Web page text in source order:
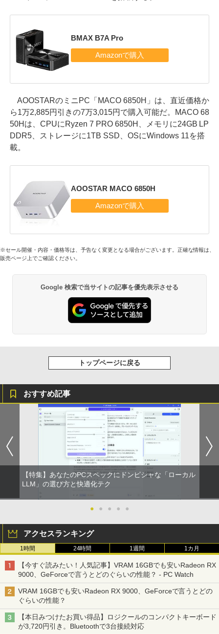
BMAX B7A Pro
AOOSTARのミニPC「MACO 6850H」は、直近価格か
ら1万2,885円引きの7万3,015円で購入可能だ。MACO 68
50Hは、CPUにRyzen 7 PRO 6850H、メモリに24GB LP
DDR5、ストレージに1TB SSD、OSにWindows 11を搭
載。
AOOSTAR MACO 6850H
※セール開催・内容・価格等は、予告なく変更となる場合がございます。正確な情報は、
販売ページ上でご確認ください。
Google 検索で当サイトの記事を優先表示させる
トップページに戻る
おすすめ記事
【特集】あなたのPCスペックにドンピシャな「ローカル
LLM」の選び方と快適化テク
● ● ● ● ●
アクセスランキング
1時間 24時間 1週間 1カ月
【今すぐ読みたい！人気記事】VRAM 16GBでも安いRadeon RX
9000、GeForceで言うとどのぐらいの性能？ - PC Watch
VRAM 16GBでも安いRadeon RX 9000、GeForceで言うとどの
ぐらいの性能？
【本日みつけたお買い得品】ロジクールのコンパクトキーボード
が3,720円引き。Bluetoothで3台接続対応